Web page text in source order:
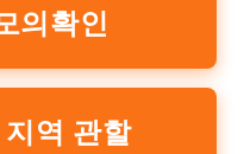
의확인
지역 관할